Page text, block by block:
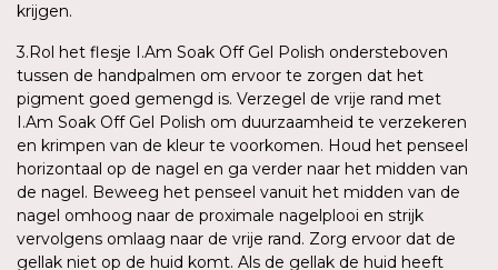
krijgen.
3.Rol het flesje I.Am Soak Off Gel Polish ondersteboven
tussen de handpalmen om ervoor te zorgen dat het
pigment goed gemengd is. Verzegel de vrije rand met
I.Am Soak Off Gel Polish om duurzaamheid te verzekeren
en krimpen van de kleur te voorkomen. Houd het penseel
horizontaal op de nagel en ga verder naar het midden van
de nagel. Beweeg het penseel vanuit het midden van de
nagel omhoog naar de proximale nagelplooi en strijk
vervolgens omlaag naar de vrije rand. Zorg ervoor dat de
gellak niet op de huid komt. Als de gellak de huid heeft